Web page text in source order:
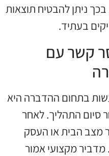
ניתן להבטיח תוצאות
בעתיד.
11: חוסר קשר עם
בתחום ההדברה היא
סיום התהליך. לאחר
מצב הבית או העסק
מדביר מקצועי אמור